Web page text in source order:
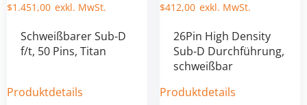
$1.451,00
Schweißbarer Sub-D
f/t, 50 Pins, Titan
Produktdetails
$412,00
26Pin High Density
Sub-D Durchführung,
schweißbar
Produktdetails